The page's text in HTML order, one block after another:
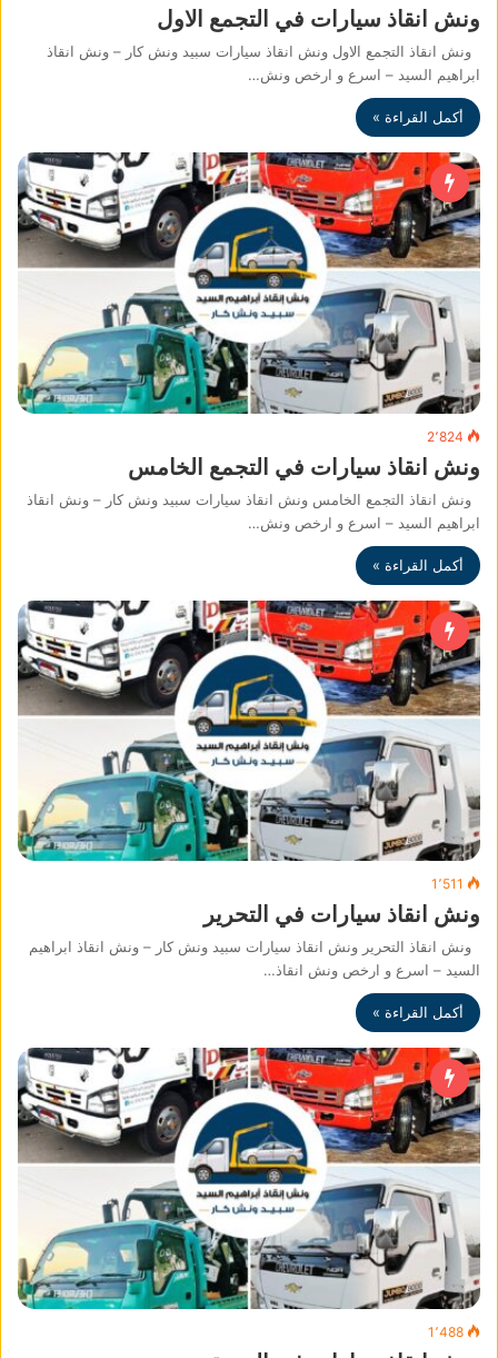
ونش انقاذ سيارات في التجمع الاول
ونش انقاذ التجمع الاول ونش انقاذ سيارات سبيد ونش كار – ونش انقاذ
ابراهيم السيد – اسرع و ارخص ونش…
أكمل القراءة »
2٬824
ونش انقاذ سيارات في التجمع الخامس
ونش انقاذ التجمع الخامس ونش انقاذ سيارات سبيد ونش كار – ونش انقاذ
ابراهيم السيد – اسرع و ارخص ونش…
أكمل القراءة »
1٬511
ونش انقاذ سيارات في التحرير
ونش انقاذ التحرير ونش انقاذ سيارات سبيد ونش كار – ونش انقاذ ابراهيم
السيد – اسرع و ارخص ونش انقاذ…
أكمل القراءة »
1٬488